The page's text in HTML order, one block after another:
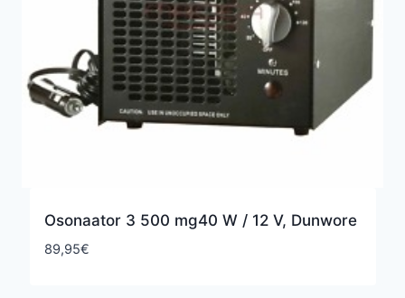
Osonaator 3 500 mg40 W / 12 V, Dunwore
89,95€